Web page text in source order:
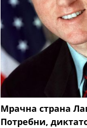
Мрачна страна
Потребни,